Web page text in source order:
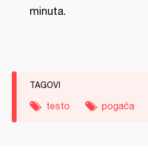
minuta.
TAGOVI
testo pogača